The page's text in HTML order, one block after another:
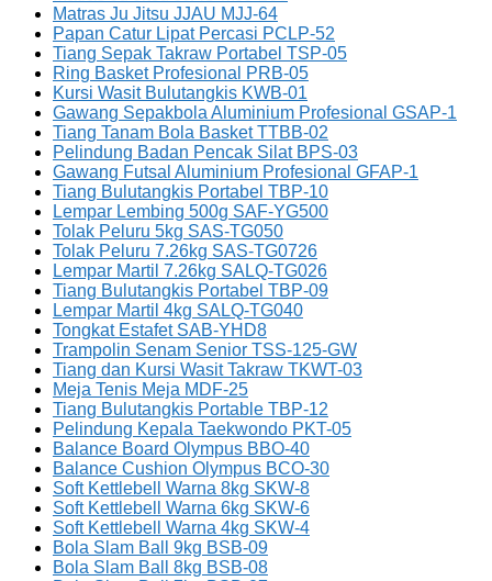
Matras Ju Jitsu JJAU MJJ-64
Papan Catur Lipat Percasi PCLP-52
Tiang Sepak Takraw Portabel TSP-05
Ring Basket Profesional PRB-05
Kursi Wasit Bulutangkis KWB-01
Gawang Sepakbola Aluminium Profesional GSAP-1
Tiang Tanam Bola Basket TTBB-02
Pelindung Badan Pencak Silat BPS-03
Gawang Futsal Aluminium Profesional GFAP-1
Tiang Bulutangkis Portabel TBP-10
Lempar Lembing 500g SAF-YG500
Tolak Peluru 5kg SAS-TG050
Tolak Peluru 7.26kg SAS-TG0726
Lempar Martil 7.26kg SALQ-TG026
Tiang Bulutangkis Portabel TBP-09
Lempar Martil 4kg SALQ-TG040
Tongkat Estafet SAB-YHD8
Trampolin Senam Senior TSS-125-GW
Tiang dan Kursi Wasit Takraw TKWT-03
Meja Tenis Meja MDF-25
Tiang Bulutangkis Portable TBP-12
Pelindung Kepala Taekwondo PKT-05
Balance Board Olympus BBO-40
Balance Cushion Olympus BCO-30
Soft Kettlebell Warna 8kg SKW-8
Soft Kettlebell Warna 6kg SKW-6
Soft Kettlebell Warna 4kg SKW-4
Bola Slam Ball 9kg BSB-09
Bola Slam Ball 8kg BSB-08